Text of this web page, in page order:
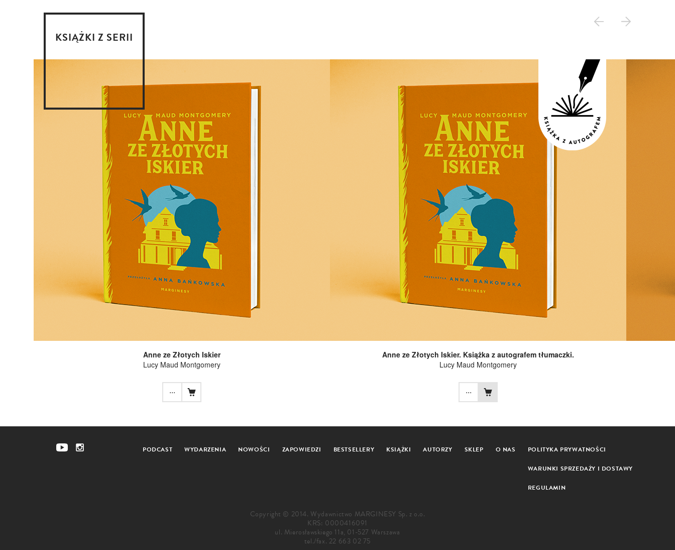
KSIĄŻKI Z SERII
Anne ze Złotych Iskier
Lucy Maud Montgomery
...
Anne ze Złotych Iskier. Książka z autografem tłumaczki.
Lucy Maud Montgomery
...
PODCAST WYDARZENIA NOWOŚCI ZAPOWIEDZI BESTSELLERY KSIĄŻKI AUTORZY SKLEP O NAS POLITYKA PRYWATNOŚCI
WARUNKI SPRZEDAŻY I DOSTAWY
REGULAMIN
Copyright © 2014. Wydawnictwo MARGINESY Sp. z o.o.
KRS: 0000416091
ul. Mierosławskiego 11a, 01-527 Warszawa
tel./fax. 22 663 02 75